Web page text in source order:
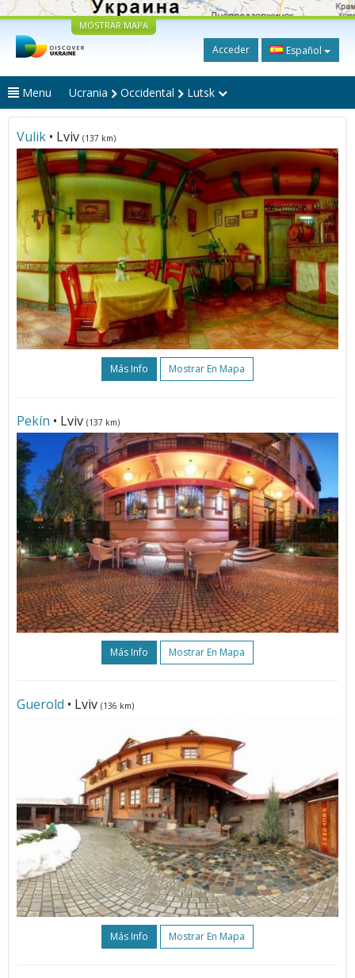
MOSTRAR MAPA
Acceder Español
Menu Ucrania Occidental Lutsk
Vulik • Lviv (137 km)
Más Info Mostrar En Mapa
Pekín • Lviv (137 km)
Más Info Mostrar En Mapa
Guerold • Lviv (136 km)
Más Info Mostrar En Mapa